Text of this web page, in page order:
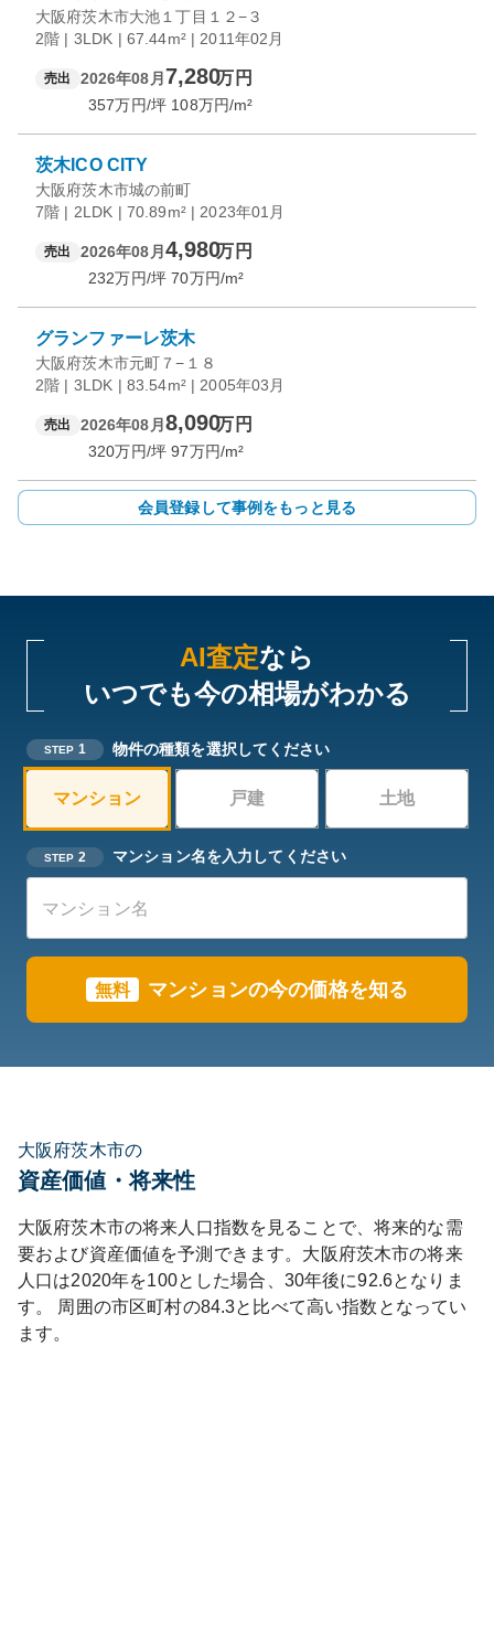
大阪府茨木市大池１丁目１２−３
2階 | 3LDK | 67.44m² | 2011年02月
売出 2026年08月 7,280万円
357万円/坪 108万円/m²
茨木ICO CITY
大阪府茨木市城の前町
7階 | 2LDK | 70.89m² | 2023年01月
売出 2026年08月 4,980万円
232万円/坪 70万円/m²
グランファーレ茨木
大阪府茨木市元町７−１８
2階 | 3LDK | 83.54m² | 2005年03月
売出 2026年08月 8,090万円
320万円/坪 97万円/m²
会員登録して事例をもっと見る
AI査定なら
いつでも今の相場がわかる
STEP 1 物件の種類を選択してください
マンション 戸建 土地
STEP 2 マンション名を入力してください
無料 マンションの今の価格を知る
大阪府茨木市の
資産価値・将来性
大阪府茨木市の将来人口指数を見ることで、将来的な需
要および資産価値を予測できます。 大阪府茨木市の将来
人口は2020年を100とした場合、30年後に92.6となりま
す。
周囲の市区町村の84.3と比べて高い指数となってい
ます。